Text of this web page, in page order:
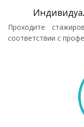
Проходите
соответствии с